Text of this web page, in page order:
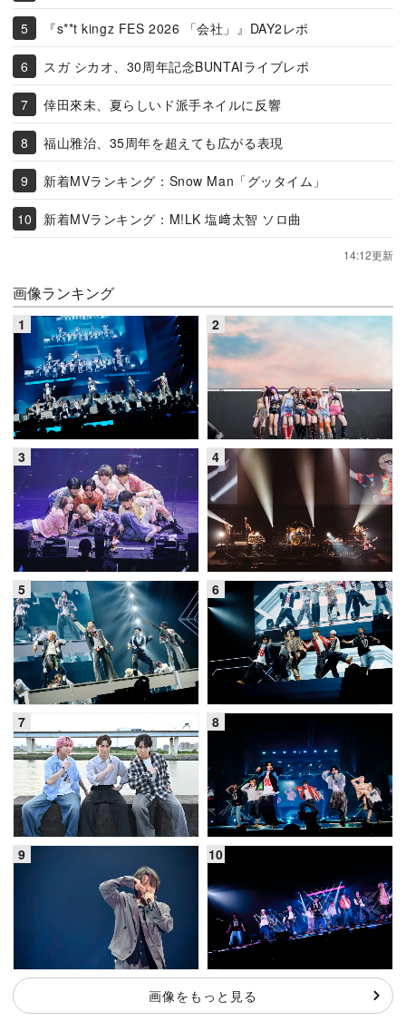
『s**t kingz FES 2026 「会社」』DAY2レポ
スガ シカオ、30周年記念BUNTAIライブレポ
倖田來未、夏らしいド派手ネイルに反響
福山雅治、35周年を超えても広がる表現
新着MVランキング：Snow Man「グッタイム」
新着MVランキング：M!LK 塩﨑太智 ソロ曲
14:12更新
画像ランキング
画像をもっと見る